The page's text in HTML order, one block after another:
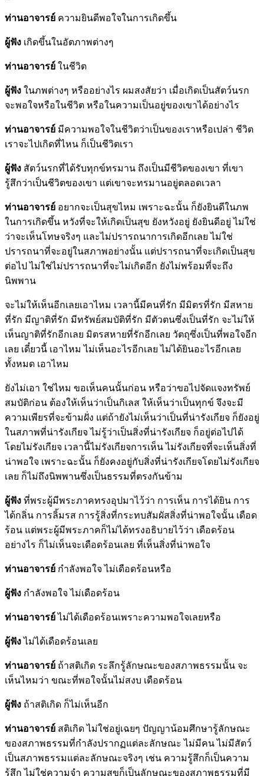
ท่านอาจารย์ ความยินดีพอใจในการเกิดขึ้น
ผู้ฟัง เกิดขึ้นในอัตภาพต่างๆ
ท่านอาจารย์ ในชีวิต
ผู้ฟัง ในภพต่างๆ หรืออย่างไร ผมสงสัยว่า เมื่อเกิดเป็นสัตว์นรก
จะพอใจหรือในชีวิต หรือในความเป็นอยู่ของเขาได้อย่างไร
ท่านอาจารย์ มีความพอใจในชีวิตว่าเป็นของเราหรือเปล่า ชีวิต
เราจะไปเกิดที่ไหน ก็เป็นชีวิตเรา
ผู้ฟัง สัตว์นรกที่ได้รับทุกข์ทรมาน ถึงเป็นมีชีวิตของเขา ที่เขา
รู้สึกว่าเป็นชีวิตของเขา แต่เขาจะทรมานอยู่ตลอดเวลา
ท่านอาจารย์ อยากจะเป็นสุขไหม เพราะฉะนั้น ก็ยังยินดีในภพ
ในการเกิดขึ้น หวังที่จะให้เกิดเป็นสุข ยังหวังอยู่ ยังยินดีอยู่ ไม่ใช่
ว่าจะเห็นโทษจริงๆ และไม่ปรารถนาการเกิดอีกเลย ไม่ใช่
ปรารถนาที่จะอยู่ในสภาพอย่างนั้น แต่ปรารถนาที่จะเกิดเป็นสุข
ต่อไป ไม่ใช่ไม่ปรารถนาที่จะไม่เกิดอีก ยังไม่พร้อมที่จะถึง
นิพพาน
จะไม่ให้เห็นอีกเลยเอาไหม เวลานี้มีคนที่รัก มีมิตรที่รัก มีสหาย
ที่รัก มีญาติที่รัก มีทรัพย์สมบัติที่รัก มีตัวตนซึ่งเป็นที่รัก จะไม่ให้
เห็นญาติที่รักอีกเลย มิตรสหายที่รักอีกเลย วัตถุซึ่งเป็นที่พอใจอีก
เลย เดี๋ยวนี้ เอาไหม ไม่เห็นอะไรอีกเลย ไม่ได้ยินอะไรอีกเลย
ทั้งหมด เอาไหม
ยังไม่เอา ใช่ไหม ขอเห็นคนนั้นก่อน หรือว่าขอไปจัดแจงทรัพย์
สมบัติก่อน ต้องให้เห็นว่าเป็นกิเลส ให้เห็นว่าเป็นทุกข์ จึงจะมี
ความเพียรที่จะข้ามฝั่ง แต่ถ้ายังไม่เห็นว่าเป็นที่น่ารังเกียจ ก็ยังอยู่
ในสภาพที่น่ารังเกียจ ไม่รู้ว่าเป็นสิ่งที่น่ารังเกียจ ก็อยู่ต่อไปได้
โดยไม่รังเกียจ เวลานี้ไม่รังเกียจการเห็น ไม่รังเกียจที่จะเห็นสิ่งที่
น่าพอใจ เพราะฉะนั้น ก็ยังคงอยู่กับสิ่งที่น่ารังเกียจโดยไม่รังเกียจ
เลย ก็ไม่ถึงนิพพานซึ่งเป็นธรรมที่ตรงกันข้าม
ผู้ฟัง ที่พระผู้มีพระภาคทรงอุปมาไว้ว่า การเห็น การได้ยิน การ
ได้กลิ่น การลิ้มรส การรู้สิ่งที่กระทบสัมผัสสิ่งที่น่าพอใจนั้น เดือด
ร้อน แต่พระผู้มีพระภาคก็ไม่ได้ทรงอธิบายไว้ว่า เดือดร้อน
อย่างไร ก็ไม่เห็นจะเดือดร้อนเลย ที่เห็นสิ่งที่น่าพอใจ
ท่านอาจารย์ กำลังพอใจ ไม่เดือดร้อนหรือ
ผู้ฟัง กำลังพอใจ ไม่เดือดร้อน
ท่านอาจารย์ไม่ได้เดือดร้อนเพราะความพอใจเลยหรือ
ผู้ฟังไม่ได้เดือดร้อนเลย
ท่านอาจารย์ ถ้าสติเกิด ระลึกรู้ลักษณะของสภาพธรรมนั้น จะ
เห็นไหมว่า ขณะที่พอใจนั้นไม่สงบ เดือดร้อน
ผู้ฟัง ถ้าสติเกิด ก็ไม่เห็นอีก
ท่านอาจารย์ สติเกิด ไม่ใช่อยู่เฉยๆ ปัญญาน้อมศึกษารู้ลักษณะ
ของสภาพธรรมที่กำลังปรากฏแต่ละลักษณะ ไม่มีคน ไม่มีสัตว์
เป็นสภาพธรรมแต่ละลักษณะจริงๆ เช่น ความรู้สึกก็เป็นความ
รู้สึก ไม่ใช่ความจำ ความสุขก็เป็นลักษณะของสภาพธรรมที่มี